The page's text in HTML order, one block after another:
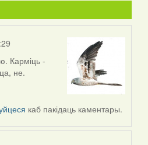
Карміць -
не.
каб пакідаць каментары.